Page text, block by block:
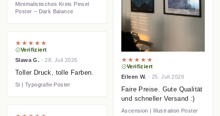
Minimalistisches Kreis Pinsel
Poster – Dark Balance
★★★★★
Verifiziert
Slawa G. ·28. Juli 2026
Toller Druck, tolle Farben.
Si | Typografie Poster
★★★★★
Verifiziert
Eileen W. · 25. Juli 2026
Faire Preise. Gute Qualität
und schneller Versand :)
Ascension | Illustration Poster